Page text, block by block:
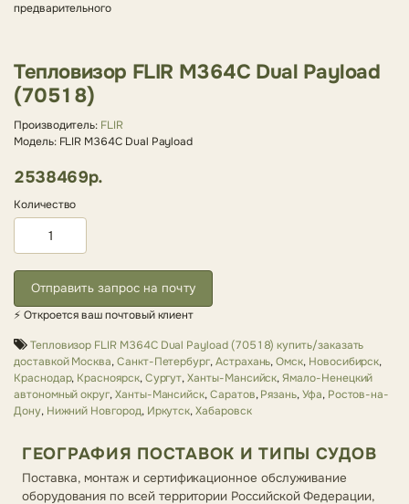
предварительного
Тепловизор FLIR M364C Dual Payload
(70518)
Производитель: FLIR
Модель: FLIR M364C Dual Payload
2538469р.
Количество
Отправить запрос на почту
⚡ Откроется ваш почтовый клиент
Тепловизор FLIR M364C Dual Payload (70518) купить/заказать
доставкой Москва,Санкт-Петербург,Астрахань,Омск, Новосибирск,
Краснодар, Красноярск,Сургут,Ханты-Мансийск,Ямало-Ненецкий
автономный округ,Ханты-Мансийск,Саратов,Рязань,Уфа, Ростов-на-
Дону, Нижний Новгород, Иркутск,Хабаровск
ГЕОГРАФИЯ ПОСТАВОК И ТИПЫ СУДОВ
Поставка, монтаж и сертификационное обслуживание
оборудования по всей территории Российской Федерации,